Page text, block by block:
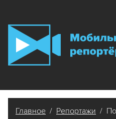
Главное / Репортажи /